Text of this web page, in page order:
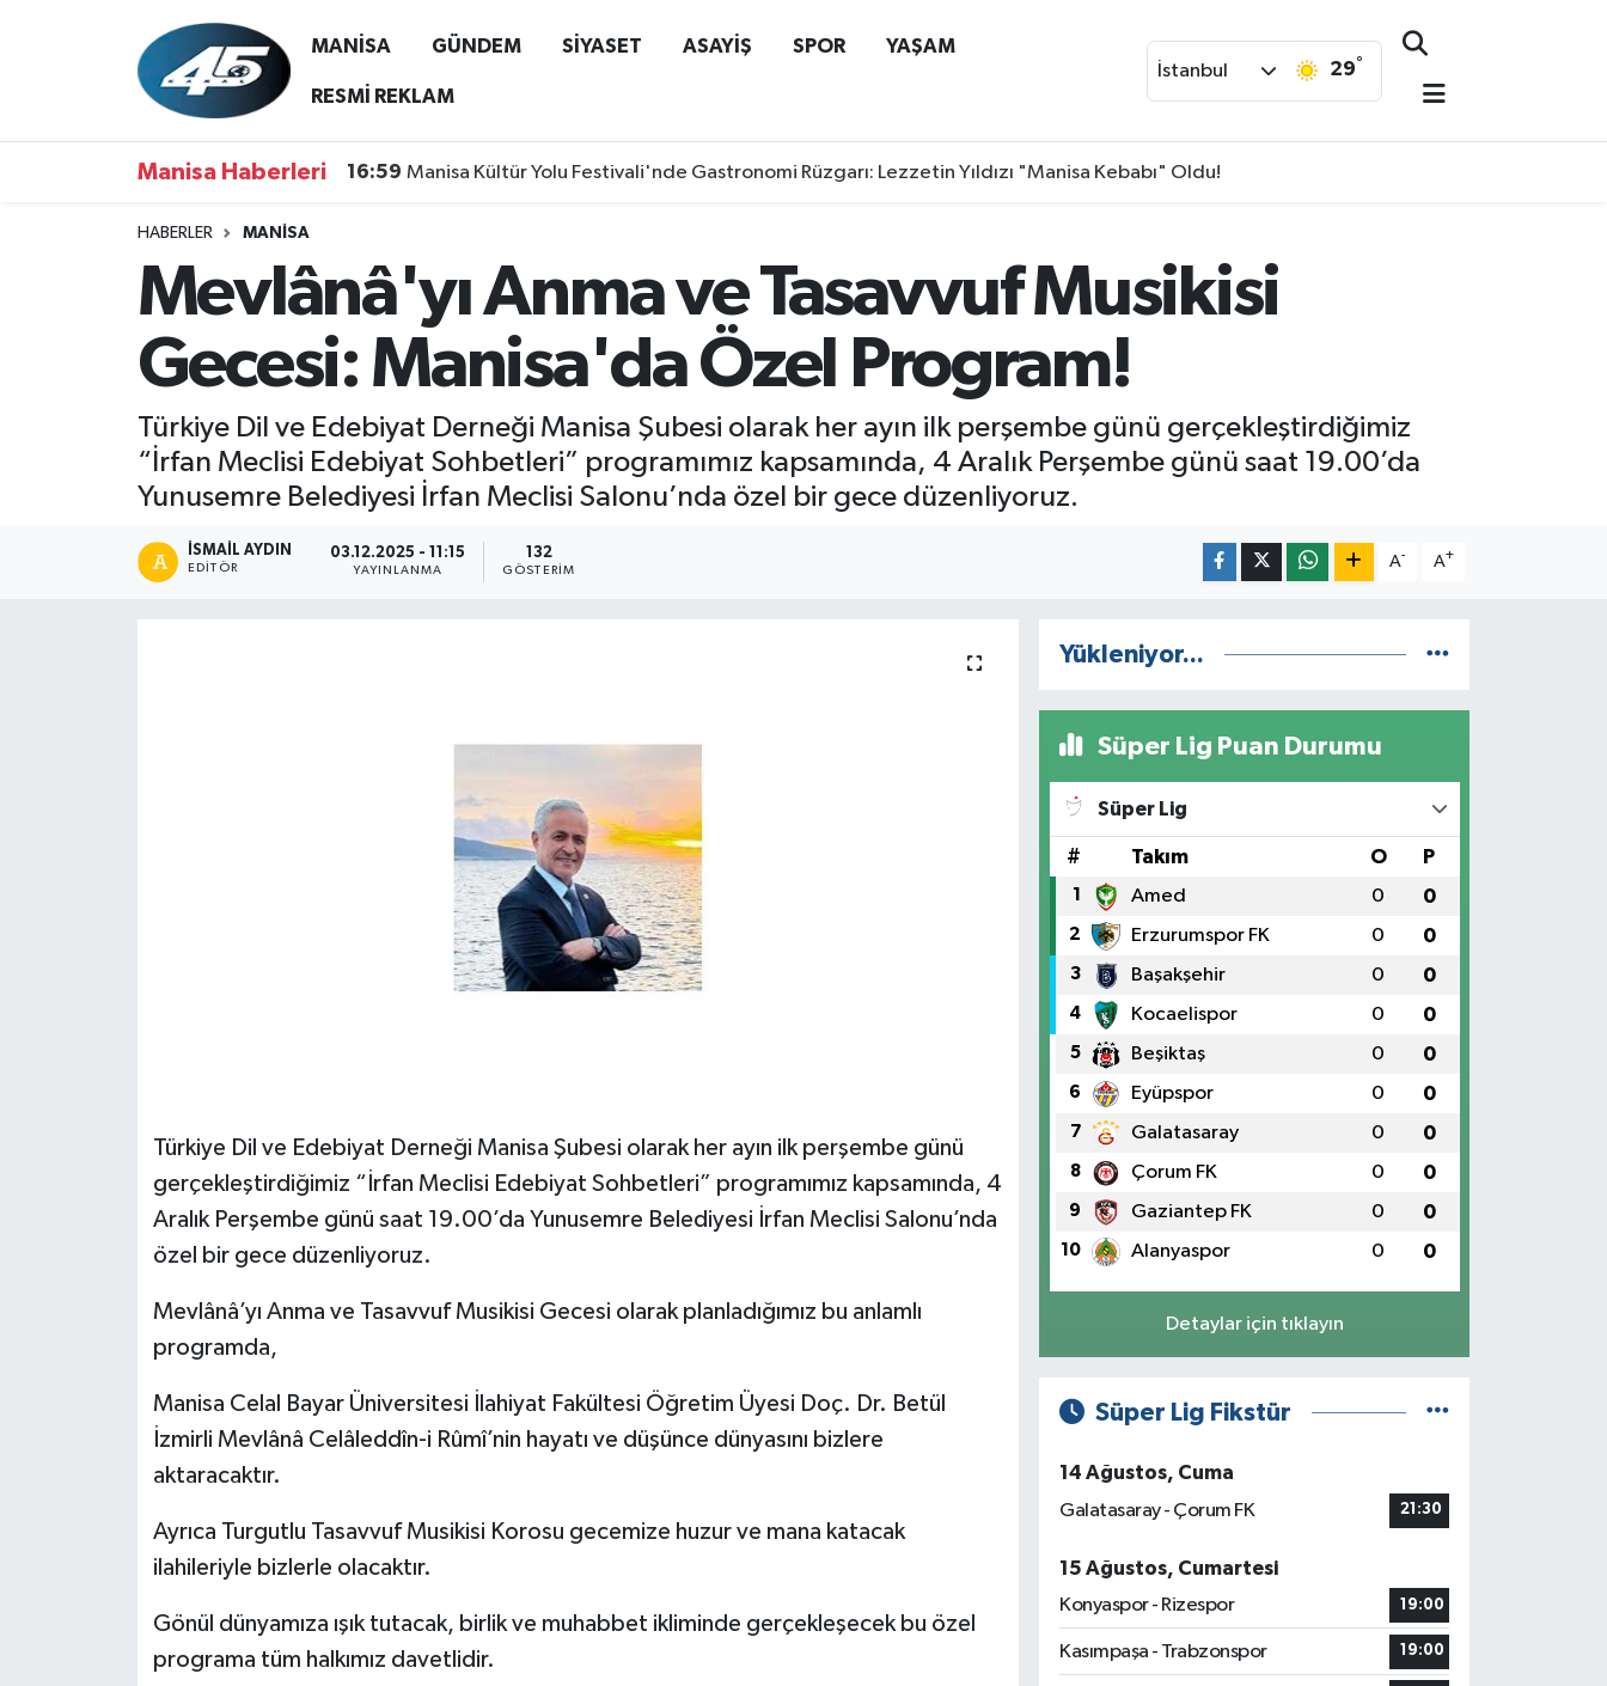
MANİSA GÜNDEM SİYASET ASAYİŞ SPOR YAŞAM
RESMİ REKLAM
İstanbul 29°
Manisa Haberleri 16:59 Manisa Kültür Yolu Festivali'nde Gastronomi Rüzgarı: Lezzetin Yıldızı "Manisa Kebabı" Oldu!
HABERLER MANİSA
Mevlânâ'yı Anma ve Tasavvuf Musikisi
Gecesi: Manisa'da Özel Program!
Türkiye Dil ve Edebiyat Derneği Manisa Şubesi olarak her ayın ilk perşembe günü gerçekleştirdiğimiz
“İrfan Meclisi Edebiyat Sohbetleri” programımız kapsamında, 4 Aralık Perşembe günü saat 19.00’da
Yunusemre Belediyesi İrfan Meclisi Salonu’nda özel bir gece düzenliyoruz.
İSMAIL AYDIN
EDITÖR
03.12.2025 - 11:15
YAYINLANMA
132
GÖSTERIM
A- A+
Türkiye Dil ve Edebiyat Derneği Manisa Şubesi olarak her ayın ilk perşembe günü
gerçekleştirdiğimiz “İrfan Meclisi Edebiyat Sohbetleri” programımız kapsamında, 4
Aralık Perşembe günü saat 19.00’da Yunusemre Belediyesi İrfan Meclisi Salonu’nda
özel bir gece düzenliyoruz.
Mevlânâ’yı Anma ve Tasavvuf Musikisi Gecesi olarak planladığımız bu anlamlı
programda,
Manisa Celal Bayar Üniversitesi İlahiyat Fakültesi Öğretim Üyesi Doç. Dr. Betül
İzmirli Mevlânâ Celâleddîn-i Rûmî’nin hayatı ve düşünce dünyasını bizlere
aktaracaktır.
Ayrıca Turgutlu Tasavvuf Musikisi Korosu gecemize huzur ve mana katacak
ilahileriyle bizlerle olacaktır.
Gönül dünyamıza ışık tutacak, birlik ve muhabbet ikliminde gerçekleşecek bu özel
programa tüm halkımız davetlidir.
Yükleniyor...
Süper Lig Puan Durumu
Süper Lig
# Takım O P
1 Amed 0 0
2 Erzurumspor FK 0 0
3 Başakşehir 0 0
4 Kocaelispor 0 0
5 Beşiktaş 0 0
6 Eyüpspor 0 0
7 Galatasaray 0 0
8 Çorum FK 0 0
9 Gaziantep FK 0 0
10 Alanyaspor 0 0
Detaylar için tıklayın
Süper Lig Fikstür
14 Ağustos, Cuma
Galatasaray - Çorum FK
21:30
15 Ağustos, Cumartesi
Konyaspor - Rizespor
19:00
Kasımpaşa - Trabzonspor 19:00
MANİSA
RESMİ REKLAM
Hava Durumu
Tüm Manşetler
Son Dakika Haberleri